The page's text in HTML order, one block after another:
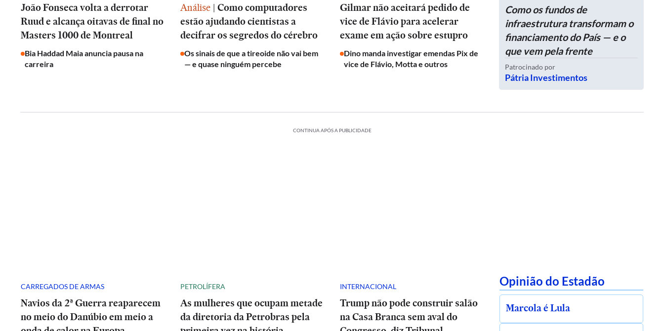
João Fonseca volta a derrotar
Ruud e alcança oitavas de final no
Masters 1000 de Montreal
Bia Haddad Maia anuncia pausa na
carreira
Análise | Como computadores
estão ajudando cientistas a
decifrar os segredos do cérebro
Os sinais de que a tireoide não vai bem
— e quase ninguém percebe
Gilmar não aceitará pedido de
vice de Flávio para acelerar
exame em ação sobre estupro
Dino manda investigar emendas Pix de
vice de Flávio, Motta e outros
Como os fundos de
infraestrutura transformam o
financiamento do País — e o
que vem pela frente
Patrocinado por
Pátria Investimentos
CONTINUA APÓS A PUBLICIDADE
CARREGADOS DE ARMAS
Navios da 2ª Guerra reaparecem
no meio do Danúbio em meio a
PETROLÍFERA
As mulheres que ocupam metade
da diretoria da Petrobras pela
INTERNACIONAL
Trump não pode construir salão
na Casa Branca sem aval do
Opinião do Estadão
Marcola é Lula